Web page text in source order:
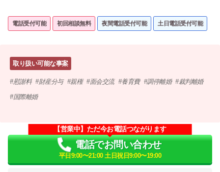
電話受付可能 初回相談無料 夜間電話受付可能 土日電話受付可能
取り扱い可能な事案
慰謝料 財産分与 親権 面会交流 養育費 調停離婚 裁判離婚
国際離婚
【営業中】ただ今お電話つながります
電話でお問い合わせ
平日9:00〜21:00 土日祝日9:00〜19:00